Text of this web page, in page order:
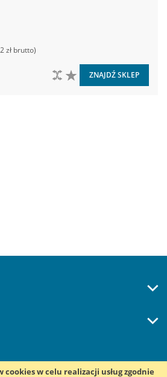
w celu realizacji usług zgodnie
zł
DO LISTY ŻYCZEŃ
DO PORÓWNANIA
ZNAJDŹ SKLEP